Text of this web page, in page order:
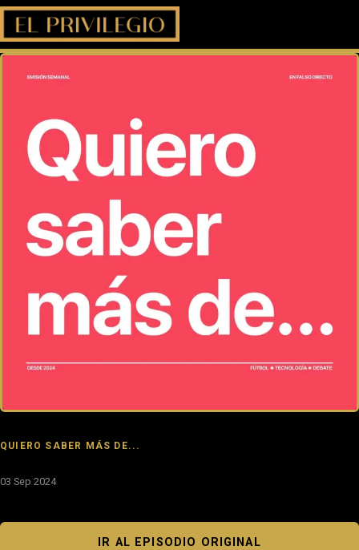
QUIERO SABER MÁS DE...
03 Sep 2024
IR AL EPISODIO ORIGINAL